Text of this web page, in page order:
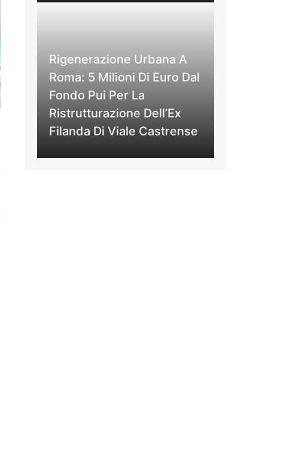
Rigenerazione Urbana A
Roma: 5 Milioni Di Euro Dal
Fondo Pui Per La
Ristrutturazione Dell’Ex
Filanda Di Viale Castrense